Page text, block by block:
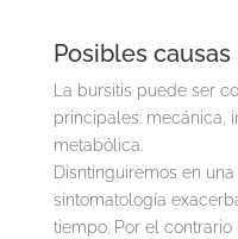
Posibles causas
La bursitis puede ser
principales: mecánica,
metabólica.
Disntinguiremos en
sintomatología
tiempo. Por el